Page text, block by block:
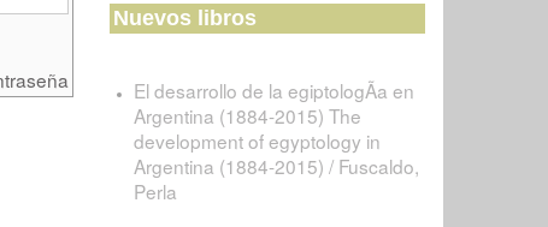
Nuevos libros
El desarrollo de la egiptologÃ­a en
Argentina (1884-2015) The
development of egyptology in
Argentina (1884-2015) / Fuscaldo,
Perla